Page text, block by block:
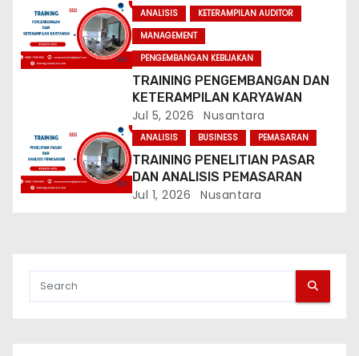
t
i
ANALISIS
KETERAMPILAN AUDITOR
MANAGEMENT
PENGEMBANGAN KEBIJAKAN
TRAINING PENGEMBANGAN DAN
KETERAMPILAN KARYAWAN
Jul 5, 2026 Nusantara
ANALISIS BUSINESS PEMASARAN
TRAINING PENELITIAN PASAR
DAN ANALISIS PEMASARAN
Jul 1, 2026 Nusantara